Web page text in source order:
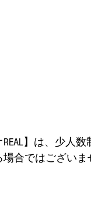
】は、少人
合ではございま